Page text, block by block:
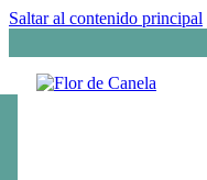
Saltar al contenido principal